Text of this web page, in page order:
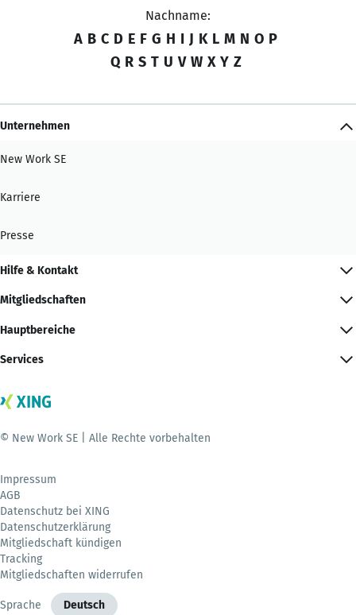
Nachname:
A B C D E F G H I J K L M N O P
Q R S T U V W X Y Z
Unternehmen
New Work SE
Karriere
Presse
Hilfe & Kontakt
Mitgliedschaften
Hauptbereiche
Services
© New Work SE | Alle Rechte vorbehalten
Impressum
AGB
Datenschutz bei XING
Datenschutzerklärung
Mitgliedschaft kündigen
Tracking
Mitgliedschaften widerrufen
Sprache Deutsch